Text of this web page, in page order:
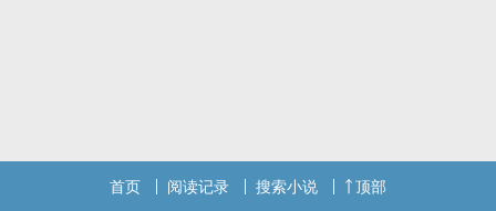
首页 阅读记录 搜索小说 顶部